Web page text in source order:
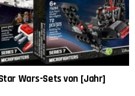
Wars-Sets von [Jahr]